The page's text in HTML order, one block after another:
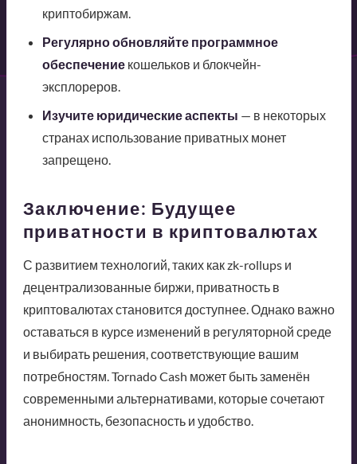
криптобиржам.
Регулярно обновляйте программное
обеспечениекошельков и блокчейн-
эксплореров.
Изучите юридические аспекты — в некоторых
странах использование приватных монет
запрещено.
Заключение: Будущее
приватности в криптовалютах
С развитием технологий, таких как zk-rollups и
децентрализованные биржи, приватность в
криптовалютах становится доступнее. Однако важно
оставаться в курсе изменений в регуляторной среде
и выбирать решения, соответствующие вашим
потребностям. Tornado Cash может быть заменён
современными альтернативами, которые сочетают
анонимность, безопасность и удобство.